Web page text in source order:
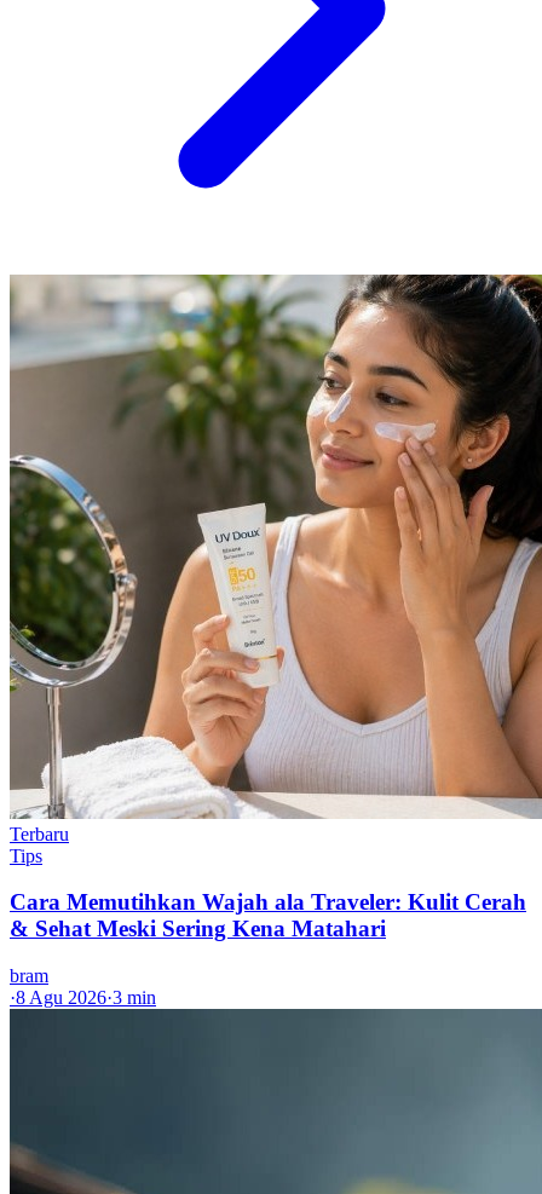
Terbaru
Tips
Cara Memutihkan Wajah ala Traveler: Kulit Cerah
& Sehat Meski Sering Kena Matahari
bram
·8 Agu 2026·3 min